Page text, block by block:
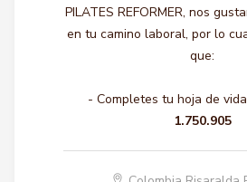
PILATES REFORMER, nos
en tu camino laboral, por lo
que:
- Completes tu hoja de
1.750.905